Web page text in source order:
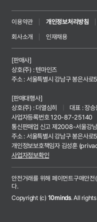
이용약관 개인정보처리방침
회사소개
인재채용
[판매사]
상호(주) : 텐마인즈
주소 : 서울특별시 강남구 봉은사로
[판매대행사]
상호(주) : 더열심히
대표 : 장승
사업자등록번호 120-87-25140
통신판매업 신고 제2008-서울강
주소 : 서울특별시 강남구 봉은사로
개인정보보호책임자 김성훈 (
사업자정보확인
안전거래를 위해 페이먼트구매안
다.
Copyright (c) 10minds. All